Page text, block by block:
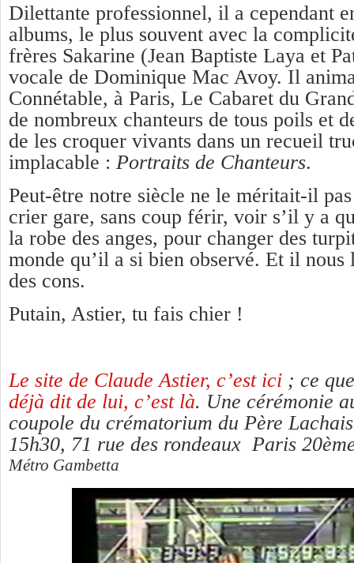
Dilettante professionnel, il a cependant
albums, le plus souvent avec la
frères Sakarine (Jean Baptiste Laya et
vocale de Dominique Mac Avoy. Il
Connétable, à Paris, Le Cabaret du
de nombreux chanteurs de tous poils et
de les croquer vivants dans un recueil
implacable : Portraits de Chanteurs.
Peut-être notre siècle ne le méritait-il
crier gare, sans coup férir, voir s’il y a
la robe des anges, pour changer des
monde qu’il a si bien observé. Et il nous
des cons.
Putain, Astier, tu fais chier !
Le site de Claude Astier, c’est ici ; ce que
déjà dit de lui, c’est là. Une cérémonie
coupole du crématorium du Père
15h30, 71 rue des rondeaux Paris
Métro Gambetta